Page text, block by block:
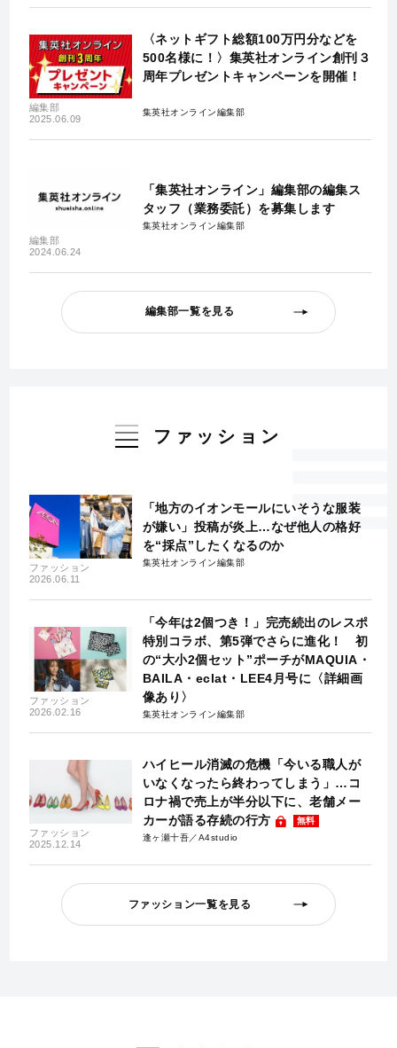
編集部
2025.06.09
〈ネットギフト総額100万円分などを
500名様に！〉集英社オンライン創刊３
周年プレゼントキャンペーンを開催！
集英社オンライン編集部
編集部
2024.06.24
「集英社オンライン」編集部の編集ス
タッフ（業務委託）を募集します
集英社オンライン編集部
編集部一覧を見る
ファッション
ファッション
2026.06.11
「地方のイオンモールにいそうな服装
が嫌い」投稿が炎上…なぜ他人の格好
を“採点”したくなるのか
集英社オンライン編集部
ファッション
2026.02.16
「今年は2個つき！」完売続出のレスポ
特別コラボ、第5弾でさらに進化！ 初
の“大小2個セット”ポーチがMAQUIA・
BAILA・eclat・LEE4月号に〈詳細画
像あり〉
集英社オンライン編集部
ファッション
2025.12.14
ハイヒール消滅の危機「今いる職人が
いなくなったら終わってしまう」…コ
ロナ禍で売上が半分以下に、老舗メー
カーが語る存続の行方
無料
逢ヶ瀬十吾／A4studio
ファッション一覧を見る